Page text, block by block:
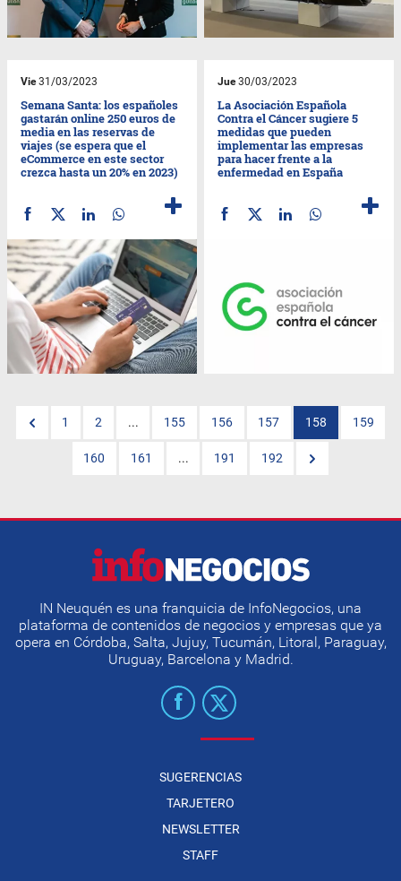
Vie31/03/2023
Semana Santa: los españoles
gastarán online 250 euros de
media en las reservas de
viajes (se espera que el
eCommerce en este sector
crezca hasta un 20% en 2023)
Jue30/03/2023
La Asociación Española
Contra el Cáncer sugiere 5
medidas que pueden
implementar las empresas
para hacer frente a la
enfermedad en España
1 2 ... 155 156 157 158 159
160 161 ... 191 192
IN Neuquén es una franquicia de InfoNegocios, una
plataforma de contenidos de negocios y empresas que ya
opera en Córdoba, Salta, Jujuy, Tucumán, Litoral, Paraguay,
Uruguay, Barcelona y Madrid.
SUGERENCIAS
TARJETERO
NEWSLETTER
STAFF